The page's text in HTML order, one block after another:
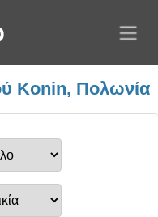
Konin, Πολωνία